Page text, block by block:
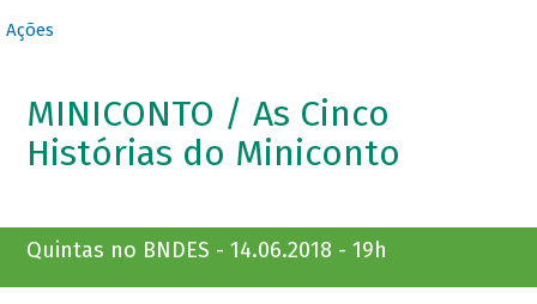
Ações
MINICONTO / As Cinco
Histórias do Miniconto
Quintas no BNDES - 14.06.2018 - 19h